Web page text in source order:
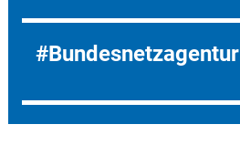
Bundesnetzagentur